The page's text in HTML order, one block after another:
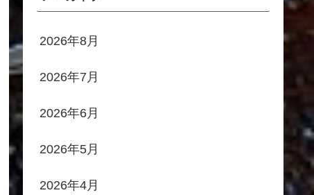
2026年8月
2026年7月
2026年6月
2026年5月
2026年4月